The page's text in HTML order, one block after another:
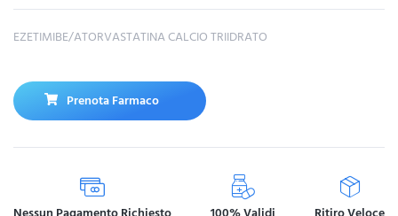
EZETIMIBE/ATORVASTATINA CALCIO TRIIDRATO
Prenota Farmaco